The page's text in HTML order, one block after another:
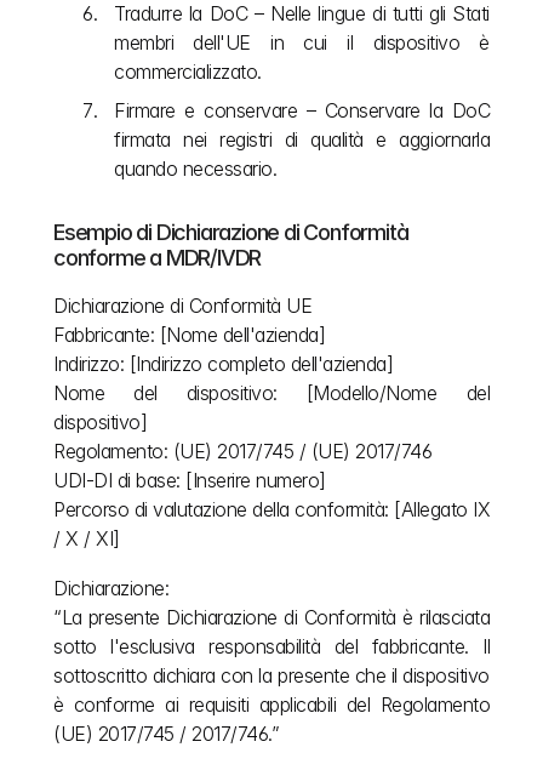
Tradurre la DoC – Nelle lingue di tutti gli Stati
membri dell'UE in cui il dispositivo è
commercializzato.
Firmare e conservare – Conservare la DoC
firmata nei registri di qualità e aggiornarla
quando necessario.
Esempio di Dichiarazione di Conformità
conforme a MDR/IVDR
Dichiarazione di Conformità UE
Fabbricante: [Nome dell'azienda]
Indirizzo: [Indirizzo completo dell'azienda]
Nome del dispositivo: [Modello/Nome del
dispositivo]
Regolamento: (UE) 2017/745 / (UE) 2017/746
UDI-DI di base: [Inserire numero]
Percorso di valutazione della conformità: [Allegato IX
/ X / XI]
Dichiarazione:
“La presente Dichiarazione di Conformità è rilasciata
sotto l'esclusiva responsabilità del fabbricante. Il
sottoscritto dichiara con la presente che il dispositivo
è conforme ai requisiti applicabili del Regolamento
(UE) 2017/745 / 2017/746.”